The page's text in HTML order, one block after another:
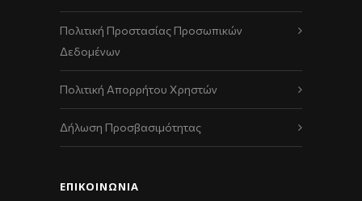
Πολιτική Προστασίας Προσωπικών
Δεδομένων
Πολιτική Απορρήτου Χρηστών
Δήλωση Προσβασιμότητας
ΕΠΙΚΟΙΝΩΝΊΑ